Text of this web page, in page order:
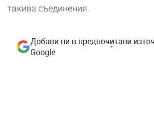
такива съединения.
Добави ни в предпочитани
Google